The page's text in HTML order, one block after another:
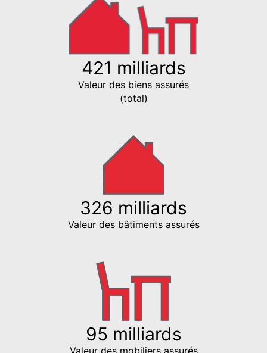
421 milliards
Valeur des biens assurés
(total)
326 milliards
Valeur des bâtiments assurés
95 milliards
Valeur des mobiliers assurés